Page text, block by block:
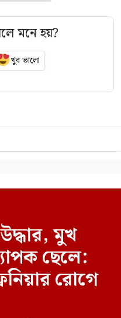
মনে হয়?
খুব ভালো
মুখ
ছেলে:
রোগে